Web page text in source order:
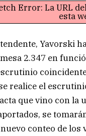
Error: La URL
esta
Yavorski
2.347 en
realice el
que vino con la
se
conteo de los